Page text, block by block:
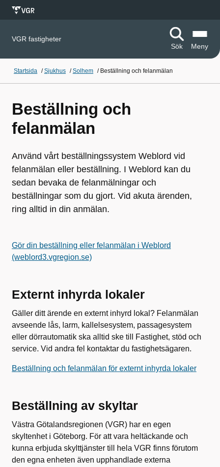
VGR fastigheter
Sök
Meny
Startsida /Sjukhus /Solhem / Beställning och felanmälan
Beställning och
felanmälan
Använd vårt beställningssystem Weblord vid
felanmälan eller beställning. I Weblord kan du
sedan bevaka de felanmälningar och
beställningar som du gjort. Vid akuta ärenden,
ring alltid in din anmälan.
Gör din beställning eller felanmälan i Weblord
(weblord3.vgregion.se)
Externt inhyrda lokaler
Gäller ditt ärende en externt inhyrd lokal? Felanmälan
avseende lås, larm, kallelsesystem, passagesystem
eller dörrautomatik ska alltid ske till Fastighet, stöd och
service. Vid andra fel kontaktar du fastighetsägaren.
Beställning och felanmälan för externt inhyrda lokaler
Beställning av skyltar
Västra Götalandsregionen (VGR) har en egen
skyltenhet i Göteborg. För att vara heltäckande och
kunna erbjuda skylttjänster till hela VGR finns förutom
den egna enheten även upphandlade externa